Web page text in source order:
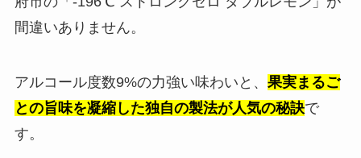
間違いありません。
アルコール度数9%の力強い味わいと、 果実まるご
との旨味を凝縮した独自の製法が人気の秘訣で
す。